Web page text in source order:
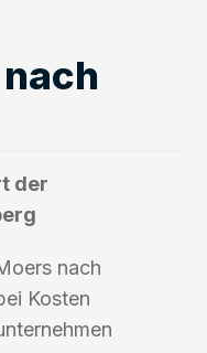
der
nach
Kosten